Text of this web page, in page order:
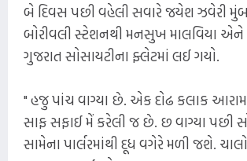
બે દિવસ પછી વહેલી સવારે જયેશ ઝવેરી
બોરીવલી સ્ટેશનથી મનસુખ માલવિયા એને
ગુજરાત સોસાયટીના ફ્લેટમાં લઈ ગયો.
" હજુ પાંચ વાગ્યા છે. એક દોઢ કલાક આરામ
સાફ સફાઈ મેં કરેલી જ છે. છ વાગ્યા પછી
સામેના પાર્લરમાંથી દૂધ વગેરે મળી જશે.